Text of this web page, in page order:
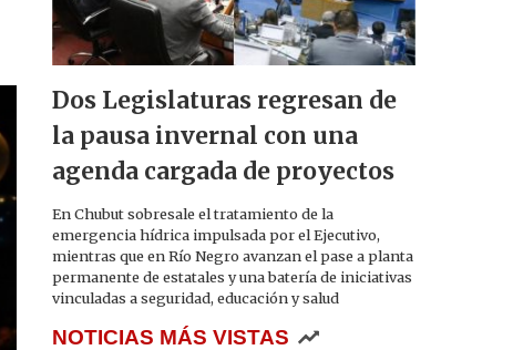
Dos Legislaturas regresan de
la pausa invernal con una
agenda cargada de proyectos
En Chubut sobresale el tratamiento de la
emergencia hídrica impulsada por el Ejecutivo,
mientras que en Río Negro avanzan el pase a planta
permanente de estatales y una batería de iniciativas
vinculadas a seguridad, educación y salud
NOTICIAS MÁS VISTAS